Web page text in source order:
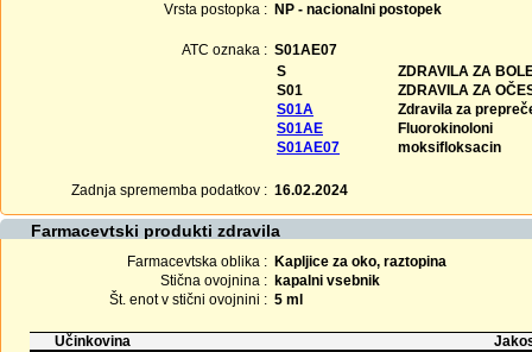
Vrsta postopka : NP - nacionalni postopek
ATC oznaka : S01AE07
S
ZDRAVILA ZA
S01
ZDRAVILA ZA
S01A
Zdravila za
S01AE
Fluorokinoloni
S01AE07
moksifloksacin
Zadnja sprememba podatkov : 16.02.2024
Farmacevtski produkti zdravila
Farmacevtska oblika : Kapljice za oko, raztopina
Stična ovojnina : kapalni vsebnik
Št. enot v stični ovojnini : 5 ml
Učinkovina